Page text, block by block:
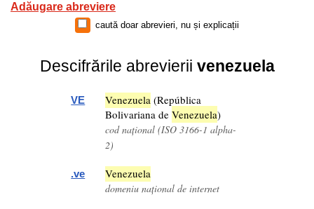
Adăugare abreviere
caută doar abrevieri, nu și explicații
Descifrările abrevierii venezuela
VE Venezuela (República
Bolivariana deVenezuela)
cod național (ISO 3166-1 alpha-
2)
.ve Venezuela
domeniu național de internet